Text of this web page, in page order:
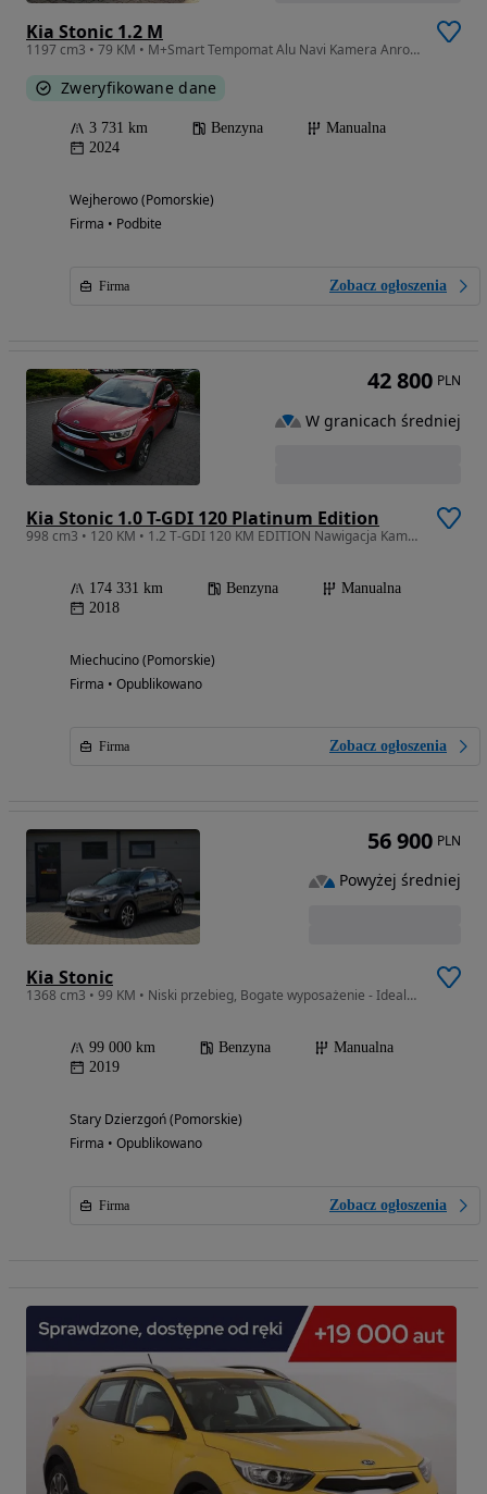
Kia Stonic 1.2 M
1197 cm3 • 79 KM • M+Smart Tempomat Alu Navi Kamera Anroid Carplay Fvat Dealer Kia
Zweryfikowane dane
3 731 km Benzyna
Manualna
2024
Wejherowo (Pomorskie)
Firma • Podbite
Firma Zobacz ogłoszenia
Kia Stonic 1.0 T-GDI 120 Platinum Edition
998 cm3 • 120 KM • 1.2 T-GDI 120 KM EDITION Nawigacja Kamera Klimatronik
174 331 km Benzyna
Manualna
2018
Miechucino (Pomorskie)
Firma • Opublikowano
Firma Zobacz ogłoszenia
42 800 PLN
W granicach średniej
Kia Stonic
1368 cm3 • 99 KM • Niski przebieg, Bogate wyposażenie - Idealny STAN!!
99 000 km Benzyna
Manualna
2019
Stary Dzierzgoń (Pomorskie)
Firma • Opublikowano
Firma Zobacz ogłoszenia
56 900 PLN
Powyżej średniej